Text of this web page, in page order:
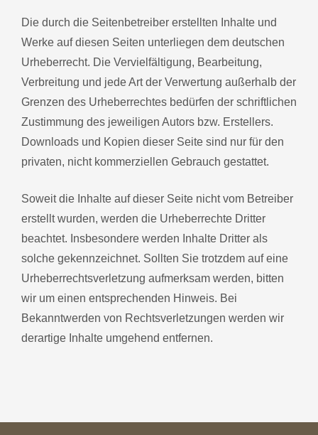
Die durch die Seitenbetreiber erstellten Inhalte und
Werke auf diesen Seiten unterliegen dem deutschen
Urheberrecht. Die Vervielfältigung, Bearbeitung,
Verbreitung und jede Art der Verwertung außerhalb der
Grenzen des Urheberrechtes bedürfen der schriftlichen
Zustimmung des jeweiligen Autors bzw. Erstellers.
Downloads und Kopien dieser Seite sind nur für den
privaten, nicht kommerziellen Gebrauch gestattet.
Soweit die Inhalte auf dieser Seite nicht vom Betreiber
erstellt wurden, werden die Urheberrechte Dritter
beachtet. Insbesondere werden Inhalte Dritter als
solche gekennzeichnet. Sollten Sie trotzdem auf eine
Urheberrechtsverletzung aufmerksam werden, bitten
wir um einen entsprechenden Hinweis. Bei
Bekanntwerden von Rechtsverletzungen werden wir
derartige Inhalte umgehend entfernen.